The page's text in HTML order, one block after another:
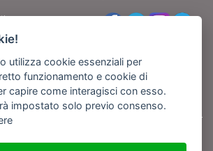
di
s.a.s. All rights reserved - Tutte le fotografie recanti il
utilizza cookie essenziali per
funzionamento e cookie di
capire come interagisci con esso.
impostato solo previo consenso.